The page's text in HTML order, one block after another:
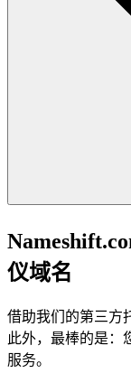
仪域名
借助我们的第三方
此外，最棒的是：
服务。